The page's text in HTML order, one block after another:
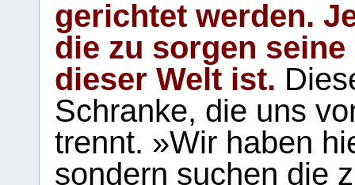
gerichtet werden.
die zu sorgen
dieser Welt ist.
Schranke, die uns
trennt. »Wir haben
sondern suchen die